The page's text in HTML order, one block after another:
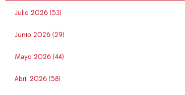
Julio 2026 (53)
Junio 2026 (29)
Mayo 2026 (44)
Abril 2026 (58)